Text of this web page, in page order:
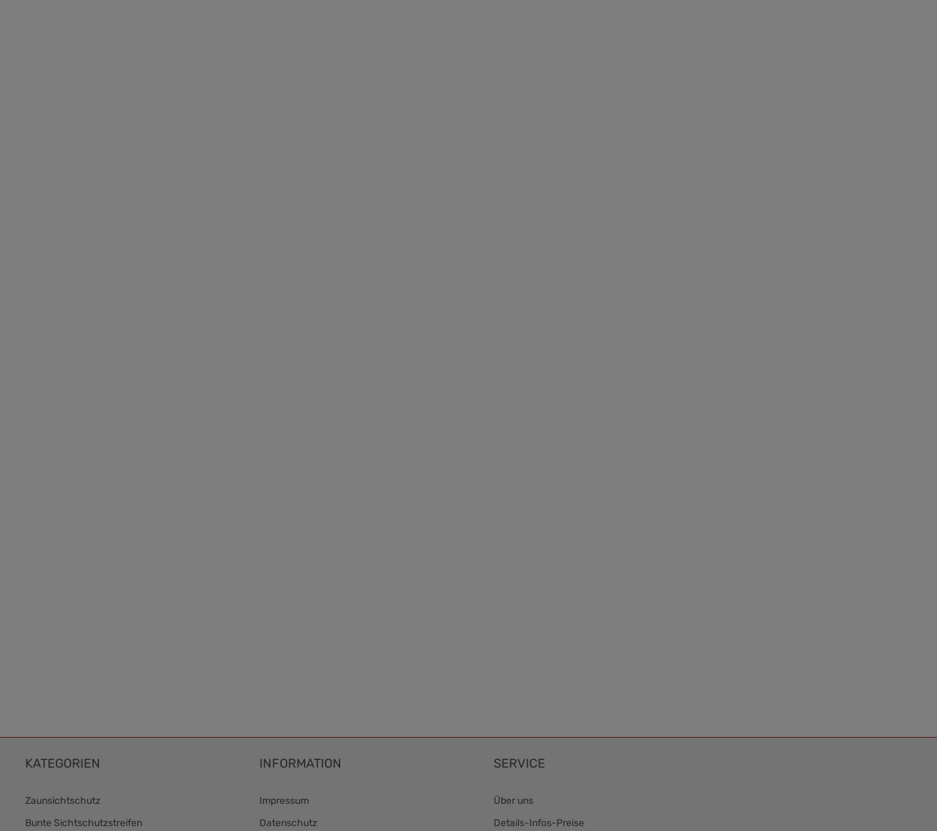
KATEGORIEN
Zaunsichtschutz
Bunte Sichtschutzstreifen
INFORMATION
Impressum
Datenschutz
SERVICE
Über uns
Details-Infos-Preise